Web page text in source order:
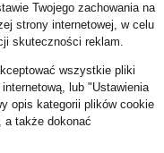
Twojego zachowania na
strony internetowej, w celu
skuteczności reklam.
wszystkie pliki
lub "Ustawienia
opis kategorii plików cookie
a także dokonać